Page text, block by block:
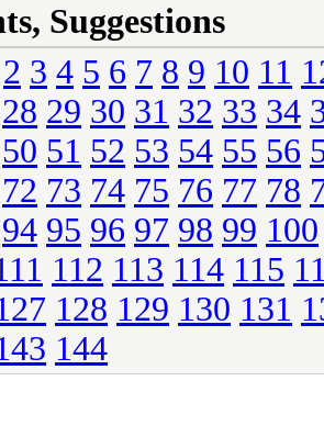
Suggestions
2 3 4 5 6 7 8 9 10 11
28 29 30 31 32 33 34
50 51 52 53 54 55 56
72 73 74 75 76 77 78
94 95 96 97 98 99 100
112 113 114 115
128 129 130 131
144